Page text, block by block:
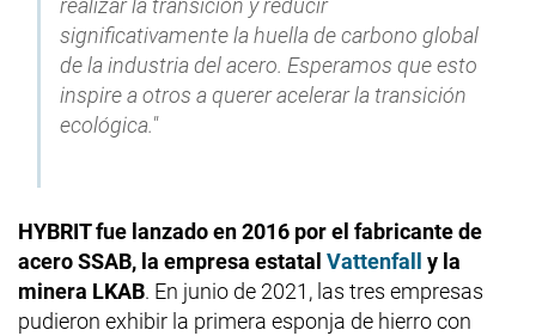
significativamente la huella de carbono global
de la industria del acero. Esperamos que esto
inspire a otros a querer acelerar la transición
ecológica."
HYBRIT fue lanzado en 2016 por el fabricante de
acero SSAB, la empresa estatal Vattenfall y la
minera LKAB. En junio de 2021, las tres empresas
pudieron exhibir la primera esponja de hierro con